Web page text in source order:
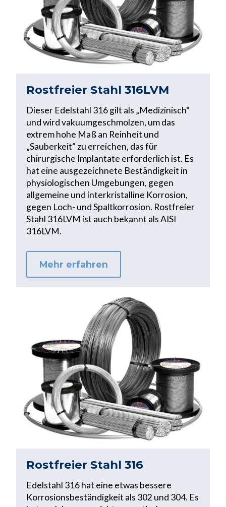
Rostfreier Stahl 316LVM
Dieser Edelstahl 316 gilt als „Medizinisch“
und wird vakuumgeschmolzen, um das
extrem hohe Maß an Reinheit und
„Sauberkeit“ zu erreichen, das für
chirurgische Implantate erforderlich ist. Es
hat eine ausgezeichnete Beständigkeit in
physiologischen Umgebungen, gegen
allgemeine und interkristalline Korrosion,
gegen Loch- und Spaltkorrosion. Rostfreier
Stahl 316LVM ist auch bekannt als AISI
316LVM.
Mehr erfahren
Rostfreier Stahl 316
Edelstahl 316 hat eine etwas bessere
Korrosionsbeständigkeit als 302 und 304. Es